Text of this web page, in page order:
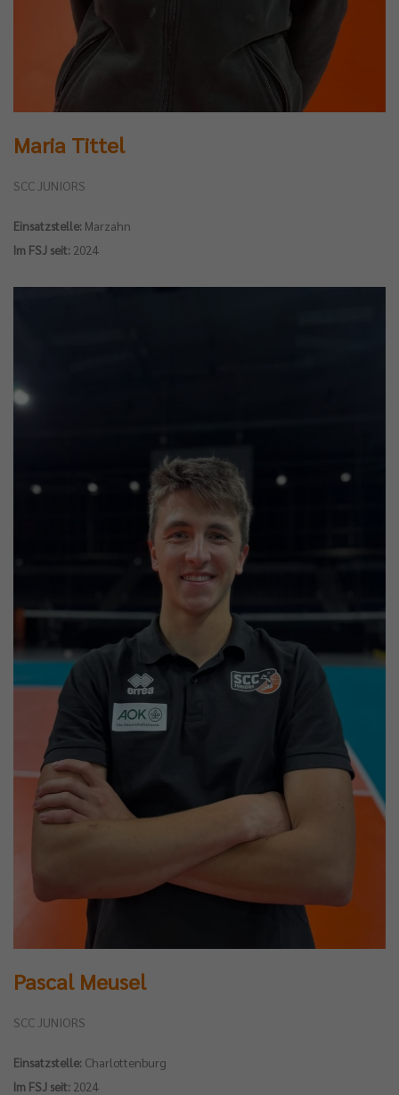
Maria Tittel
SCC JUNIORS
Einsatzstelle: Marzahn
Im FSJ seit: 2024
Pascal Meusel
SCC JUNIORS
Einsatzstelle: Charlottenburg
Im FSJ seit: 2024